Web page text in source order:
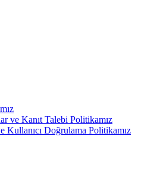
ve Kanıt Talebi Politikamız
Kullanıcı Doğrulama Politikamız